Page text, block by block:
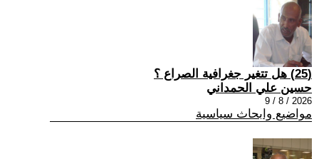
(25) هل تتغير جغرافية الصراع ؟
حسين علي الحمداني
2026 / 8 / 9
مواضيع وابحاث سياسية